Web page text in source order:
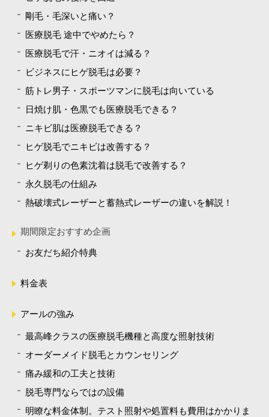
剛毛・毛深いと痛い？
医療脱毛 途中でやめたら？
医療脱毛で汗・ニオイは減る？
ビジネスにヒゲ脱毛は必要？
筋トレ男子・スポーツマンに脱毛は向いている
日焼け肌・色黒でも医療脱毛できる？
ニキビ肌は医療脱毛できる？
ヒゲ脱毛でニキビは改善する？
ヒゲ剃りの色素沈着は脱毛で改善する？
永久脱毛の仕組み
熱破壊式レーザーと蓄熱式レーザーの違いを解説！
期間限定おすすめ企画
お友だち紹介特典
料金表
アールの強み
最高峰クラスの医療脱毛機種と高度な照射技術
オーダーメイド脱毛とカウンセリング
痛み緩和の工夫と技術
脱毛専門ならではの設備
明瞭な料金体制。テスト照射や処置料も費用はかかりま